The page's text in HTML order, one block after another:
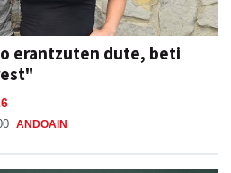
erantzuten dute, beti
ANDOAIN